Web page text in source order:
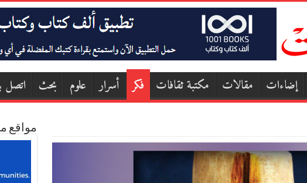
إضاءات مقالات مكتبة ثقافات فكر أسرار علوم بحث اتصل
مواقع